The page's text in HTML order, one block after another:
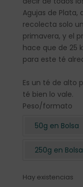
Agujas de Plata,
recolecta solo
primavera, y el
hace que de 25
para este té
Es un té de alto
té bien lo vale.
Peso/formato
50g en Bolsa
250g en Bolsa
Hay existencias